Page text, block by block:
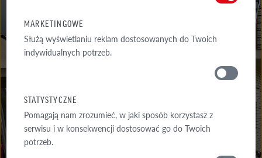
PORADY
ELEWACJA
MARKETINGOWE
Służą wyświetlaniu reklam dostosowanych do Twoich
indywidualnych potrzeb.
STATYSTYCZNE
Pomagają nam zrozumieć, w jaki sposób korzystasz z
serwisu i w konsekwencji dostosować go do Twoich
potrzeb.